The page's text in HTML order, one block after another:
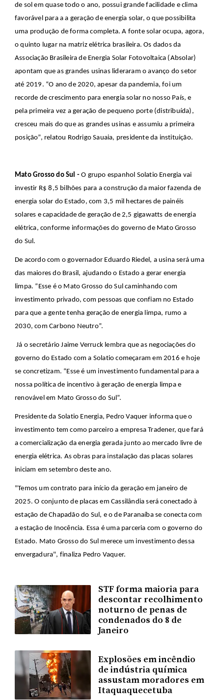
de sol em quase todo o ano, possui grande facilidade e clima
favorável para a a geração de energia solar, o que possibilita
uma produção de forma completa. A fonte solar ocupa, agora,
o quinto lugar na matriz elétrica brasileira. Os dados da
Associação Brasileira de Energia Solar Fotovoltaica (Absolar)
apontam que as grandes usinas lideraram o avanço do setor
até 2019. “O ano de 2020, apesar da pandemia, foi um
recorde de crescimento para energia solar no nosso País, e
pela primeira vez a geração de pequeno porte (distribuída),
cresceu mais do que as grandes usinas e assumiu a primeira
posição”, relatou Rodrigo Sauaia, presidente da instituição.
Mato Grosso do Sul - O grupo espanhol Solatio Energia vai
investir R$ 8,5 bilhões para a construção da maior fazenda de
energia solar do Estado, com 3,5 mil hectares de painéis
solares e capacidade de geração de 2,5 gigawatts de energia
elétrica, conforme informações do governo de Mato Grosso
do Sul.
De acordo com o governador Eduardo Riedel, a usina será uma
das maiores do Brasil, ajudando o Estado a gerar energia
limpa. “Esse é o Mato Grosso do Sul caminhando com
investimento privado, com pessoas que confiam no Estado
para que a gente tenha geração de energia limpa, rumo a
2030, com Carbono Neutro”.
Já o secretário Jaime Verruck lembra que as negociações do
governo do Estado com a Solatio começaram em 2016 e hoje
se concretizam. “Esse é um investimento fundamental para a
nossa política de incentivo à geração de energia limpa e
renovável em Mato Grosso do Sul”.
Presidente da Solatio Energia, Pedro Vaquer informa que o
investimento tem como parceiro a empresa Tradener, que fará
a comercialização da energia gerada junto ao mercado livre de
energia elétrica. As obras para instalação das placas solares
iniciam em setembro deste ano.
"Temos um contrato para início da geração em janeiro de
2025. O conjunto de placas em Cassilândia será conectado à
estação de Chapadão do Sul, e o de Paranaíba se conecta com
a estação de Inocência. Essa é uma parceria com o governo do
Estado. Mato Grosso do Sul merece um investimento dessa
envergadura", finaliza Pedro Vaquer.
STF forma maioria para
descontar recolhimento
noturno de penas de
condenados do 8 de
Janeiro
Explosões em incêndio
de indústria química
assustam moradores em
Itaquaquecetuba